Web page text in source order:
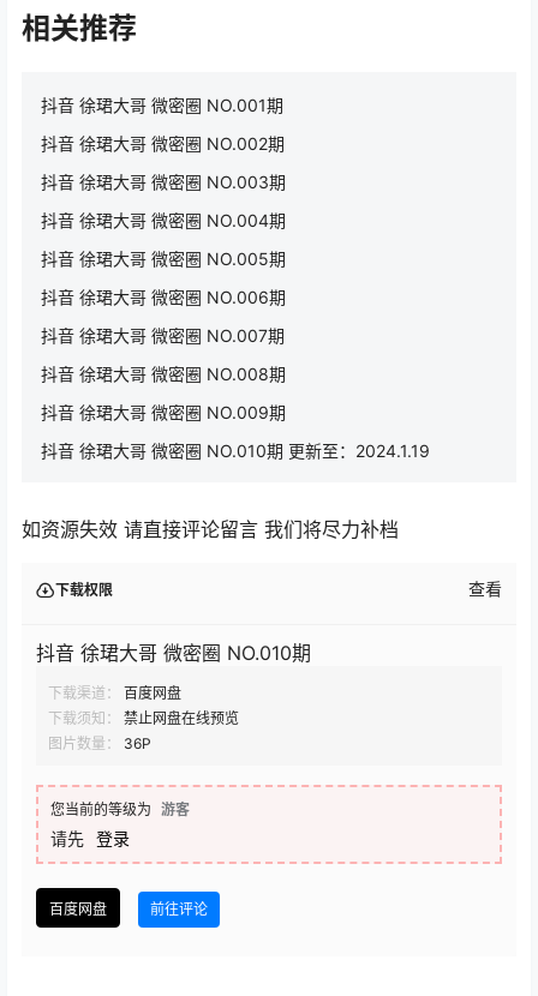
相关推荐
抖音 徐珺大哥 微密圈 NO.001期
抖音 徐珺大哥 微密圈 NO.002期
抖音 徐珺大哥 微密圈 NO.003期
抖音 徐珺大哥 微密圈 NO.004期
抖音 徐珺大哥 微密圈 NO.005期
抖音 徐珺大哥 微密圈 NO.006期
抖音 徐珺大哥 微密圈 NO.007期
抖音 徐珺大哥 微密圈 NO.008期
抖音 徐珺大哥 微密圈 NO.009期
抖音 徐珺大哥 微密圈 NO.010期 更新至：2024.1.19
如资源失效 请直接评论留言 我们将尽力补档
下载权限 查看
抖音 徐珺大哥 微密圈 NO.010期
下载渠道：
百度网盘
下载须知：
禁止网盘在线预览
图片数量：
36P
您当前的等级为 游客
请先 登录
百度网盘 前往评论